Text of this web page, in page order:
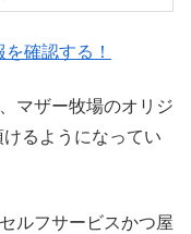
確認する！
マザー牧場のオリジ
るようになってい
ルフサービスかつ屋